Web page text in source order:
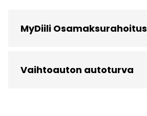
MyDiili Osamaksurahoitus
Vaihtoauton autoturva